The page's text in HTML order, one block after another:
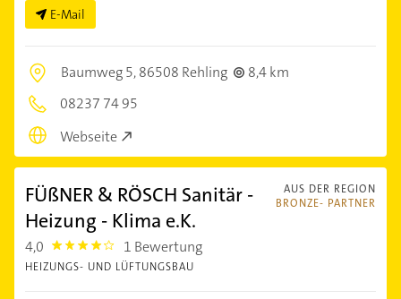
E-Mail
Baumweg 5,86508 Rehling
8,4 km
08237 74 95
Webseite
AUS DER REGION
BRONZE- PARTNER
FÜßNER & RÖSCH Sanitär -
Heizung - Klima e.K.
4,0 4.0 1 Bewertung
HEIZUNGS- UND LÜFTUNGSBAU